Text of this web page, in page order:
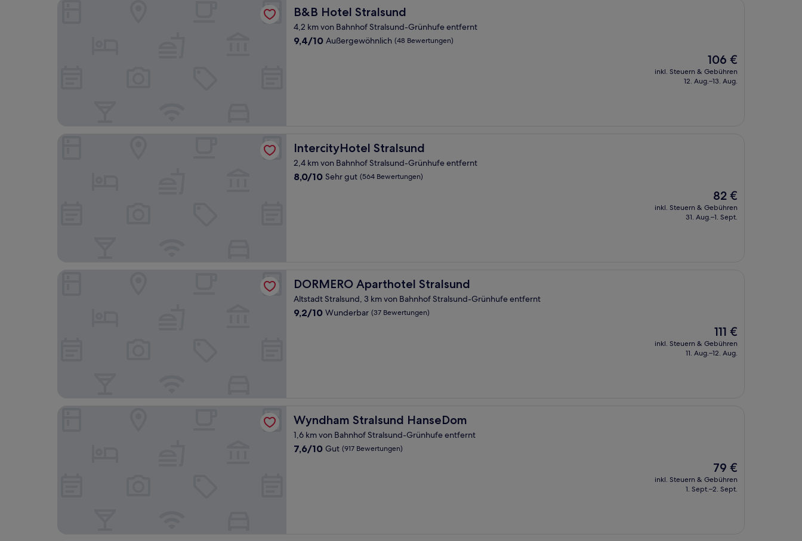
B&B Hotel Stralsund
B&B Hotel Stralsund
4,2 km von Bahnhof Stralsund-Grünhufe entfernt
9.4
9,4/10 Außergewöhnlich (48 Bewertungen)
Der
Preis
beträgt
106 €
inkl. Steuern & Gebühren
12. Aug.–13. Aug.
IntercityHotel Stralsund
IntercityHotel Stralsund
2,4 km von Bahnhof Stralsund-Grünhufe entfernt
8.0
8,0/10 Sehr gut (564 Bewertungen)
Der
Preis
beträgt
82 €
inkl. Steuern & Gebühren
31. Aug.–1. Sept.
DORMERO Aparthotel Stralsund
DORMERO Aparthotel Stralsund
Altstadt Stralsund, 3 km von Bahnhof Stralsund-Grünhufe entfernt
9.2
9,2/10 Wunderbar (37 Bewertungen)
Der
Preis
beträgt
111 €
inkl. Steuern & Gebühren
11. Aug.–12. Aug.
Wyndham Stralsund HanseDom
Wyndham Stralsund HanseDom
1,6 km von Bahnhof Stralsund-Grünhufe entfernt
7.6
7,6/10 Gut (917 Bewertungen)
Der
Preis
beträgt
79 €
inkl. Steuern & Gebühren
1. Sept.–2. Sept.